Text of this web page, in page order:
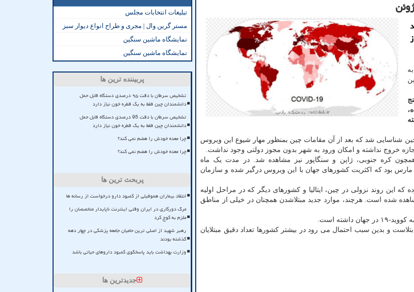
رفته
۲۰۱۹ میلادی در شهر "ووهانِ" چین شناسایی شد که بعد از آن مقامات چین بمنظور مهار شیوع این ویروس
خروج نداشته و امکان ورود به شهر بدون مجوز دولتی وجود نداشت.
کره جنوبی، ژاپن و سنگاپور نیز مشاهده شد. در مدت یک ماه
کرد و اواسط ماه مارس بود که اکثریت کشورهای جهان با این ویروس درگیر شده و سازمان
این روند نزولی در چین، ایتالیا و کشورهای دیگر که در مراحل اولیه
شده است. هرچند، موارد جدید مبتلاشدن همچنان در خیلی از مناطق
داشته است.
و بدین سبب احتمال می رود در بیشتر کشورها تعداد دقیق مبتلایان
تبلیغات انتخابات مجلس
مستر گرین وال | مجری و طراح انواع دیوار سبز
نمایشگاه ماشین سنگین
نمایشگاه ماشین سنگین
پربیننده ترین ها
تشخیص سرطان با دقت ۹۵ درصدی دستگاه قابل حمل
دانشمندان چین فقط به یک قطره خون نیاز دارد
تشخیص سرطان با دقت 95 درصدی دستگاه قابل حمل
دانشمندان چین فقط به یک قطره خون نیاز دارد
چرا معده خودش را هضم نمی کند؟
چرا معده خودش را هضم نمی کند؟
پربحث ترین ها
انتقاد بیماران هموفیلی از کمبود دارو درخواست از رسانه ها
مرگ دورکاری در ایران وقتی اینترنت ناپایدار متخصصان را
ملزم به کوچ کرد
رهبر شهید از اصلی ترین حامیان جامعه پزشکی در چهار دهه
گذشته بودند
وزارت بهداشت باید پاسخگوی کمبود داروهای حیاتی باشد
جدیدترین ها